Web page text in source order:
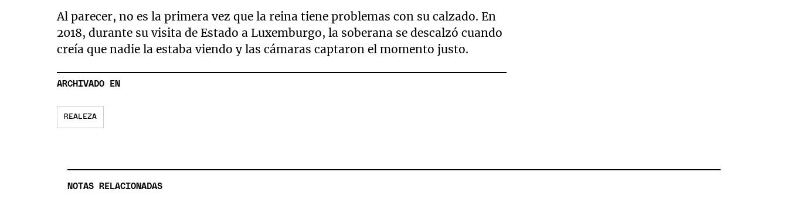
Al parecer, no es la primera vez que la reina tiene problemas con su calzado. En
2018, durante su visita de Estado a Luxemburgo, la soberana se descalzó cuando
creía que nadie la estaba viendo y las cámaras captaron el momento justo.
ARCHIVADO EN
REALEZA
NOTAS RELACIONADAS